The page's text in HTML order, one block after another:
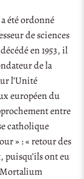
été ordonné
de sciences
en 1953, il
de la
l’Unité
européen du
entre
catholique
» : « retour des
puisqu’ils ont eu
Mortalium